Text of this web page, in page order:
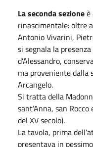
La seconda sezioneè
rinascimentale: oltre
Antonio Vivarini,
si segnala la
d’Alessandro,
ma proveniente dalla
Arcangelo.
Si tratta della
sant’Anna, san
del XV secolo).
La tavola, prima
presentava in